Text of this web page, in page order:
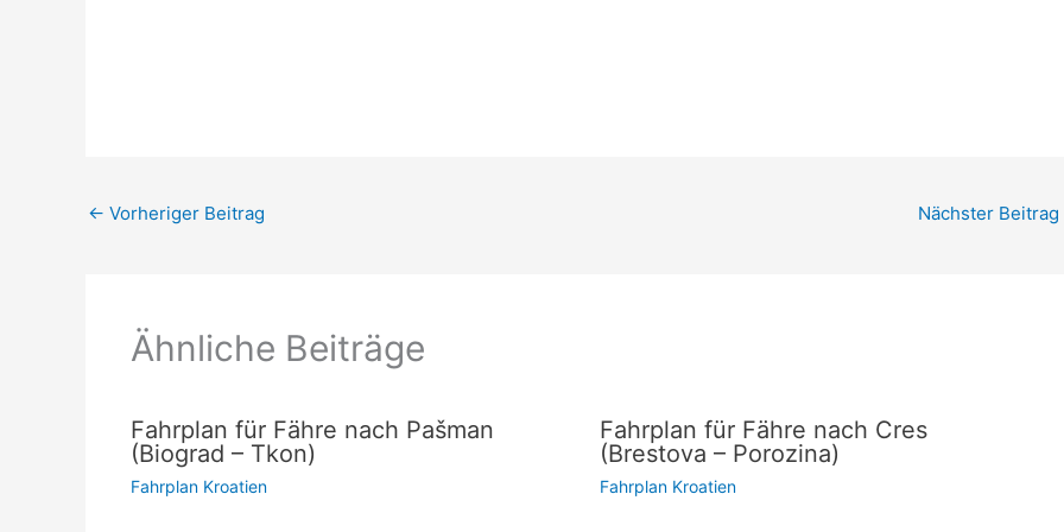
← Vorheriger Beitrag Nächster Beitrag
Ähnliche Beiträge
Fahrplan für Fähre nach Pašman
(Biograd – Tkon)
Fahrplan Kroatien
Fahrplan für Fähre nach Cres
(Brestova – Porozina)
Fahrplan Kroatien